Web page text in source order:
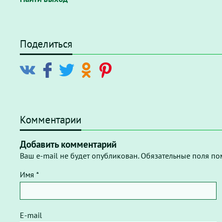
Поделиться
Комментарии
Добавить комментарий
Ваш e-mail не будет опубликован. Обязательные поля
Имя *
E-mail